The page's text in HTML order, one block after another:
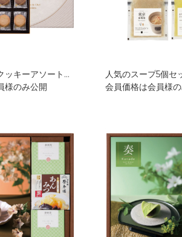
ラングドシャクッキーアソートメント52枚入 GDC-511
様のみ公開
人気のスープ5個セ
会員価格は会員様